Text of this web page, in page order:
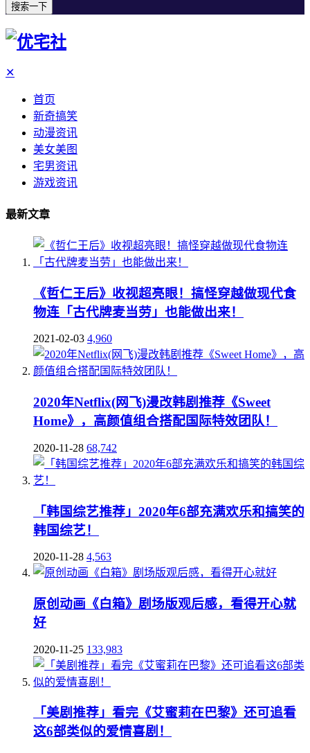
搜索一下
✕
首页
新奇搞笑
动漫资讯
美女美图
宅男资讯
游戏资讯
最新文章
《哲仁王后》收视超亮眼！搞怪穿越做现代食
物连「古代牌麦当劳」也能做出来！
2021-02-03 4,960
2020年Netflix(网飞)漫改韩剧推荐《Sweet
Home》，高颜值组合搭配国际特效团队！
2020-11-28 68,742
「韩国综艺推荐」2020年6部充满欢乐和搞笑的
韩国综艺！
2020-11-28 4,563
原创动画《白箱》剧场版观后感，看得开心就
好
2020-11-25 133,983
「美剧推荐」看完《艾蜜莉在巴黎》还可追看
这6部类似的爱情喜剧！